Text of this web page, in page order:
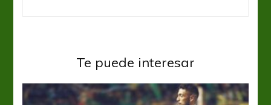
Te puede interesar